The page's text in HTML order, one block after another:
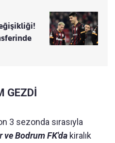
GEZDİ
3 sezonda sırasıyla
ve Bodrum FK'da kiralık